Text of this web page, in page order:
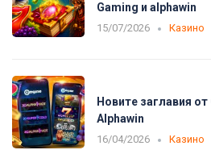
Gaming и alphawin
15/07/2026 Казино
Новите заглавия
Alphawin
16/04/2026 Казино